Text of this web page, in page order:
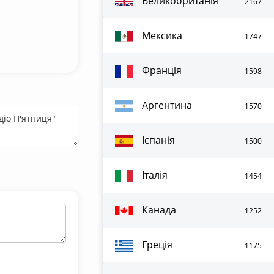
Мексика 1747
Франція 1598
Аргентина 1570
Іспанія 1500
Італія 1454
Канада 1252
Греція 1175